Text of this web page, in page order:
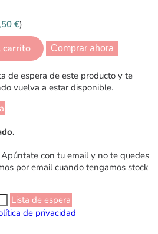
€)
carrito Comprar ahora
de espera de este producto y te
vuelva a estar disponible.
con tu email y no te quedes
por email cuando tengamos stock
Lista de espera
de privacidad